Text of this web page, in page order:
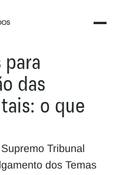
para
das
o que
Tribunal
dos Temas